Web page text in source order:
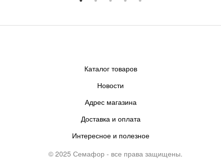
Каталог товаров
Новости
Адрес магазина
Доставка и оплата
Интересное и полезное
© 2025 Семафор - все права защищены.